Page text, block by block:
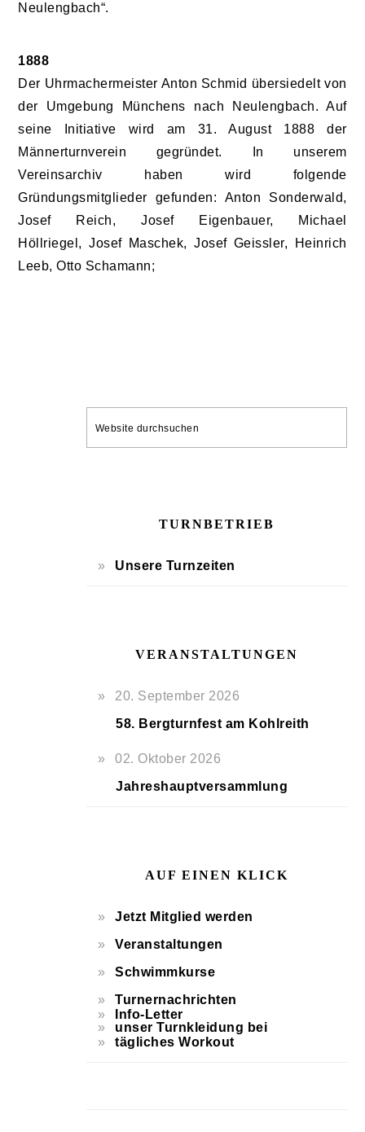
Neulengbach“.
1888
Der Uhrmachermeister Anton Schmid übersiedelt von
der Umgebung Münchens nach Neulengbach. Auf
seine Initiative wird am 31. August 1888 der
Männerturnverein gegründet. In unserem
Vereinsarchiv haben wird folgende
Gründungsmitglieder gefunden: Anton Sonderwald,
Josef Reich, Josef Eigenbauer, Michael
Höllriegel, Josef Maschek, Josef Geissler, Heinrich
Leeb, Otto Schamann;
SEITENSPALTE
Website
durchsuchen
TURNBETRIEB
Unsere Turnzeiten
VERANSTALTUNGEN
20. September 2026
58. Bergturnfest am Kohlreith
02. Oktober 2026
Jahreshauptversammlung
AUF EINEN KLICK
Jetzt Mitglied werden
Veranstaltungen
Schwimmkurse
Turnernachrichten
unser Turnkleidung bei
Info-Letter
tägliches Workout